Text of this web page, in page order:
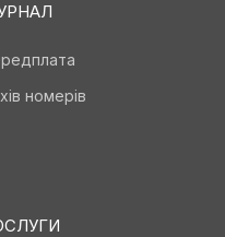
номерів